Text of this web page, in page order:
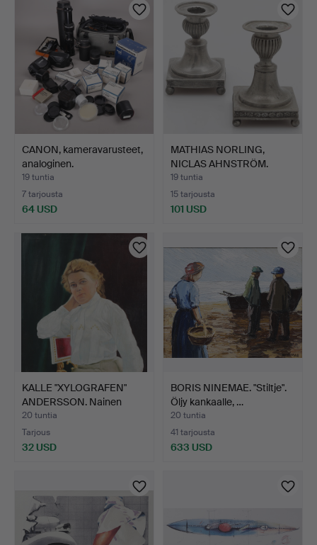
CANON, kameravarusteet,
analoginen.
19 tuntia
7 tarjousta
64 USD
MATHIAS NORLING,
NICLAS AHNSTRÖM.
Kynttilä…
19 tuntia
15 tarjousta
101 USD
KALLE "XYLOGRAFEN"
ANDERSSON. Nainen
valko…
20 tuntia
Tarjous
32 USD
BORIS NINEMAE. "Stiltje".
Öljy kankaalle, …
20 tuntia
41 tarjousta
633 USD